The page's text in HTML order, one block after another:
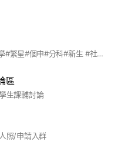
#115#準大一 #輔大#輔仁大學#繁星#個申#分科#新生 #社群 #輔仁 #輔大新生群 6月個申放榜（的時候再申請），剛好是我們學長姐段考周，會審得比較慢請見諒。 入群方式（科系/真實名字/入學方式及其應試號碼或學號） 暱稱幫我打科系-名字
區
生課輔討論
照/申請入群